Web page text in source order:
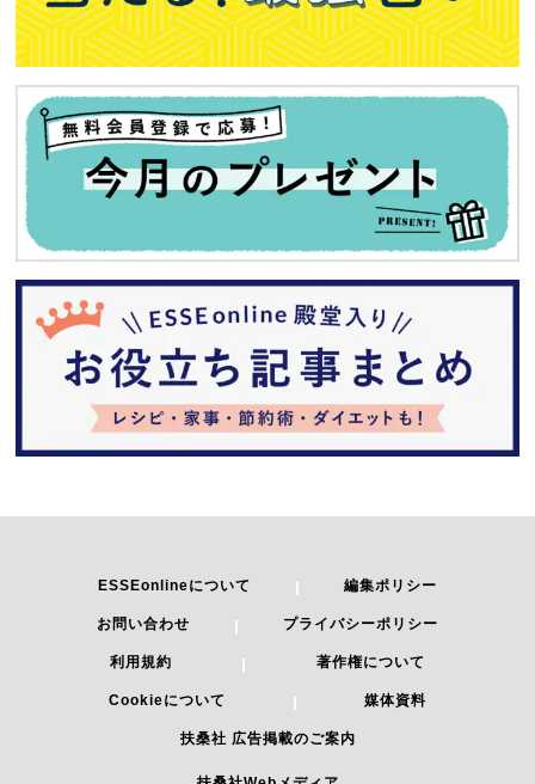
ESSEonlineについて 編集ポリシー
お問い合わせ プライバシーポリシー
利用規約 著作権について
Cookieについて 媒体資料
扶桑社 広告掲載のご案内